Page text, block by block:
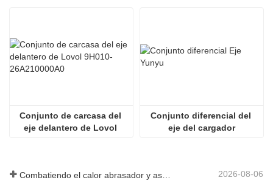
Conjunto de carcasa del
eje delantero de Lovol
Conjunto diferencial del
eje del cargador
2026-08-06